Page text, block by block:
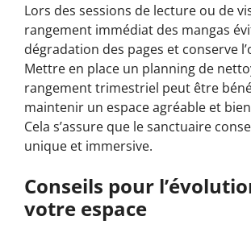
Lors des sessions de lecture ou de
rangement immédiat des mangas
dégradation des pages et conserve
Mettre en place un planning de
rangement trimestriel peut être
maintenir un espace agréable et
Cela s’assure que le sanctuaire
unique et immersive.
Conseils pour
votre espace